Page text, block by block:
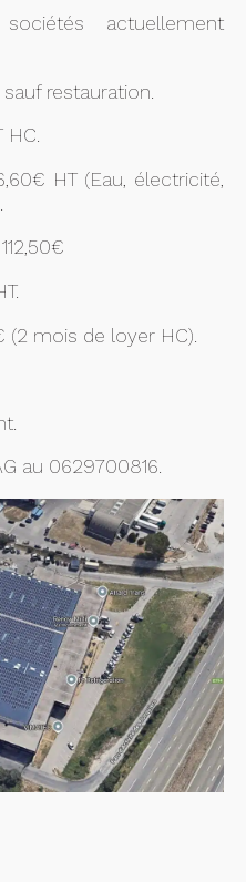
actuellement
restauration.
HC.
HT (Eau, électricité,
mois de loyer HC).
au 0629700816.